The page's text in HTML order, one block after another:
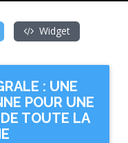
Widget
: UNE
POUR UNE
TOUTE LA